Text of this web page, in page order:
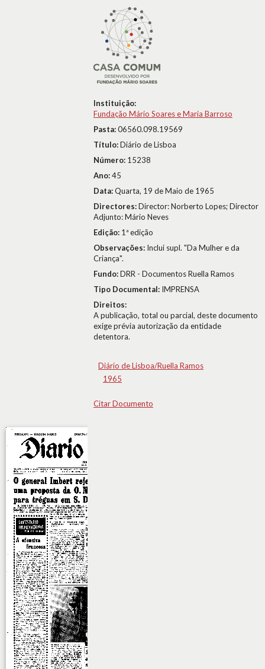
Instituição:
Fundação Mário Soares e Maria Barroso
Pasta:06560.098.19569
Título:Diário de Lisboa
Número: 15238
Ano:45
Data:Quarta, 19 de Maio de 1965
Directores:Director: Norberto Lopes; Director
Adjunto: Mário Neves
Edição: 1ª edição
Observações: Inclui supl. "Da Mulher e da
Criança".
Fundo:DRR - Documentos Ruella Ramos
Tipo Documental: IMPRENSA
Direitos:
A publicação, total ou parcial, deste documento
exige prévia autorização da entidade
detentora.
Diário de Lisboa/Ruella Ramos
1965
Citar Documento